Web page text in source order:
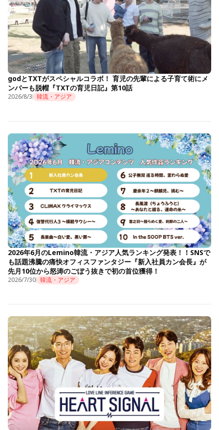
godとTXTがスペシャルコラボ！ 育児の先輩による子育て術にメ
ンバーも脱帽『TXTの育児日記』第10話
2026/8/3 韓流・アジア
2026年6月のLemino韓流・アジア人気ランキング発表！！SNSで
も話題沸騰の痛快オフィスファンタジー『新入社員カン会長』が
先月10位から怒涛のごぼう抜きで初の首位獲得！
2026/7/30 韓流・アジア